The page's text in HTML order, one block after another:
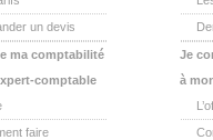
un devis
ma comptabilité
comptable
faire
Je
à